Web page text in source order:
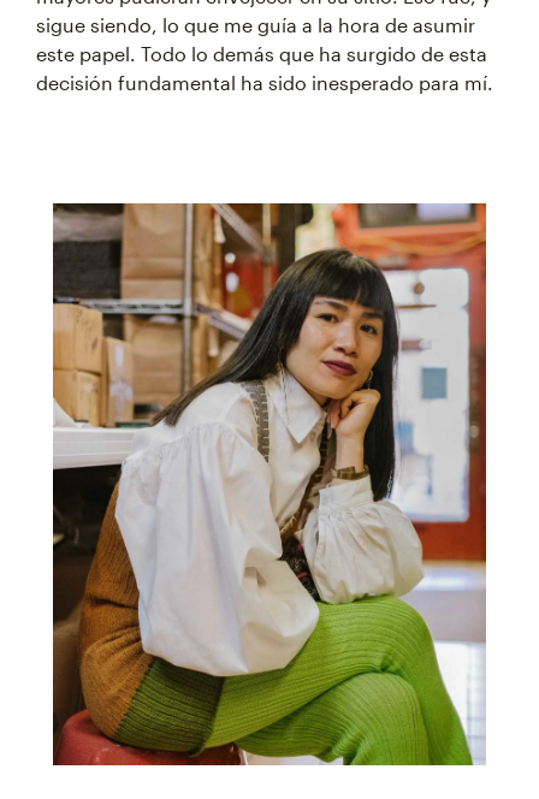
sigue siendo, lo que me guía a la hora de asumir
este papel. Todo lo demás que ha surgido de esta
decisión fundamental ha sido inesperado para mí.